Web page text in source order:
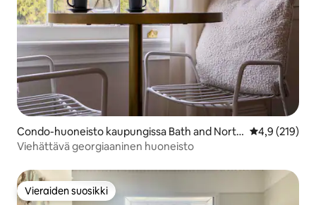
Condo-huoneisto kaupungissa Bath and North
East Somerset
4,9 (219)
Viehättävä georgiaaninen huoneisto
Vieraiden suosikki
Vieraiden suosikki